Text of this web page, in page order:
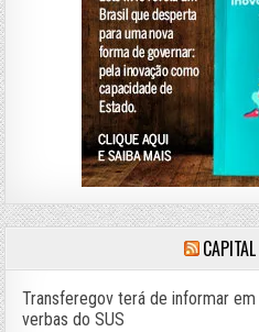
Transferegov terá de informar
verbas do SUS